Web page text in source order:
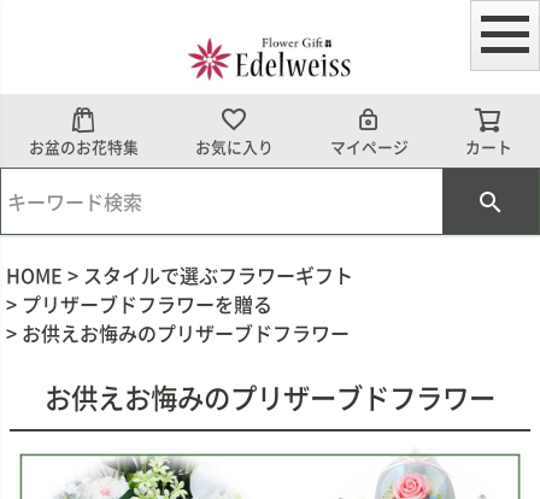
お盆のお花特集 お気に入り マイページ カート
HOME
スタイルで選ぶフラワーギフト
プリザーブドフラワーを贈る
お供えお悔みのプリザーブドフラワー
お供えお悔みのプリザーブドフラワー